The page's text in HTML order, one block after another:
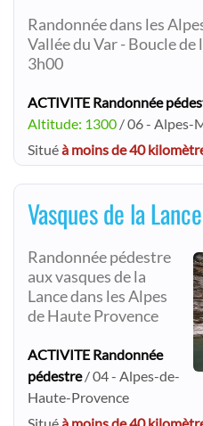
Randonnée dans les
Vallée du Var - Boucle
3h00
ACTIVITE Randonnée
Altitude: 1300 / 06 - Alpes-
Situéà moins de 40
Vasques de la Lance
Randonnée pédestre
aux vasques de la
Lance dans les Alpes
de Haute Provence
ACTIVITE Randonnée
pédestre/ 04 - Alpes-de-
Haute-Provence